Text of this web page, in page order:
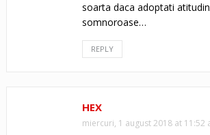
soarta daca adoptati
somnoroase…
REPLY
HEX
miercuri, 1 august 2018 at 11:52